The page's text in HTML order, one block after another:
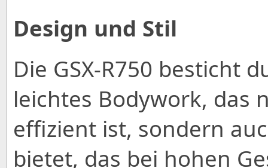
Design und Stil
Die GSX-R750 besticht
leichtes Bodywork, das
effizient ist, sondern
bietet, das bei hohen